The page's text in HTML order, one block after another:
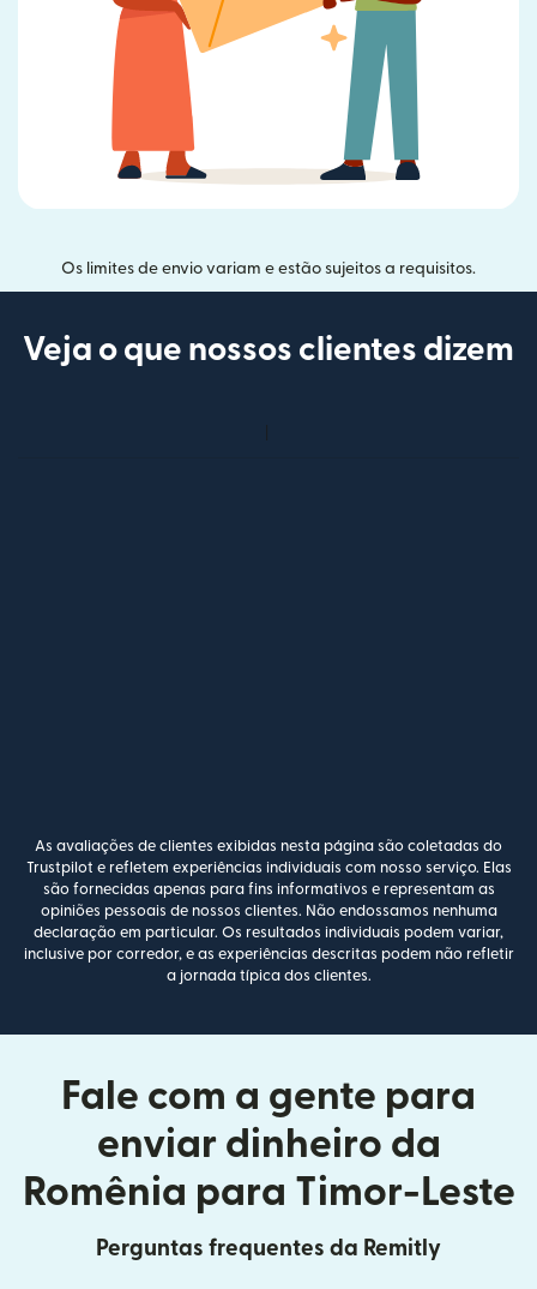
Os limites de envio variam e estão sujeitos a requisitos.
Veja o que nossos clientes dizem
As avaliações de clientes exibidas nesta página são coletadas do
Trustpilot e refletem experiências individuais com nosso serviço. Elas
são fornecidas apenas para fins informativos e representam as
opiniões pessoais de nossos clientes. Não endossamos nenhuma
declaração em particular. Os resultados individuais podem variar,
inclusive por corredor, e as experiências descritas podem não refletir
a jornada típica dos clientes.
Fale com a gente para
enviar dinheiro da
Romênia para Timor-Leste
Perguntas frequentes da Remitly